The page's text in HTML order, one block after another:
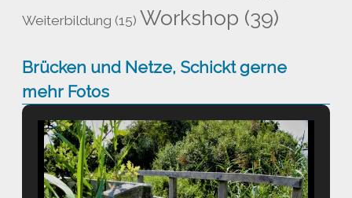
Weiterbildung (15) Workshop (39)
Brücken und Netze, Schickt gerne
mehr Fotos